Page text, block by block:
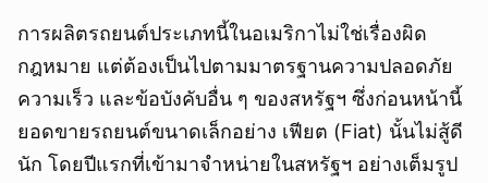
การผลิตรถยนต์ประเภทนี้ในอเมริกาไม่ใช่เรื่องผิด
กฎหมาย แต่ต้องเป็นไปตามมาตรฐานความปลอดภัย
ความเร็ว และข้อบังคับอื่น ๆ ของสหรัฐฯ ซึ่งก่อนหน้านี้
ยอดขายรถยนต์ขนาดเล็กอย่าง เฟียต (Fiat) นั้นไม่สู้ดี
นัก โดยปีแรกที่เข้ามาจำหน่ายในสหรัฐฯ อย่างเต็มรูป